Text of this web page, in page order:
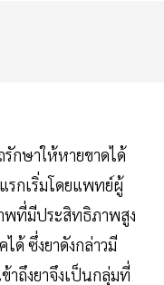
กษาให้หายขาดได้
รกเริ่มโดยแพทย์ผู้
พที่มีประสิทธิภาพสูง
ด้ ซึ่งยาดังกล่าวมี
าถึงยาจึงเป็นกลุ่มที่